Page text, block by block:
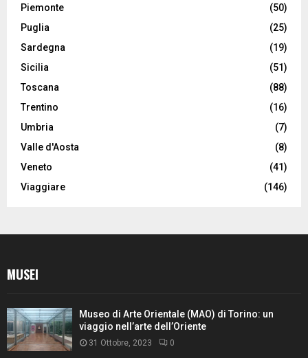
Piemonte
(50)
Puglia
(25)
Sardegna
(19)
Sicilia
(51)
Toscana
(88)
Trentino
(16)
Umbria
(7)
Valle d'Aosta
(8)
Veneto
(41)
Viaggiare
(146)
MUSEI
Museo di Arte Orientale (MAO) di Torino: un
viaggio nell’arte dell’Oriente
31 Ottobre, 2023 0